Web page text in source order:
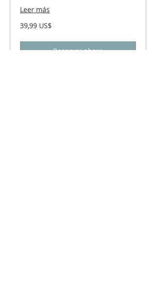
Leer más
39,99
dólares
39,99 US$
Reservar ahora